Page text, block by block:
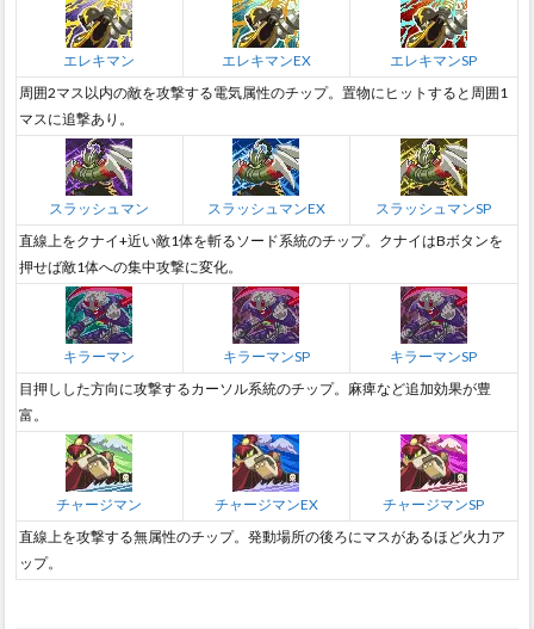
エレキマン エレキマンEX
エレキマンSP
周囲2マス以内の敵を攻撃する電気属性のチップ。置物にヒットすると周囲1
マスに追撃あり。
スラッシュマン スラッシュマンEX
スラッシュマンSP
直線上をクナイ+近い敵1体を斬るソード系統のチップ。クナイはBボタンを
押せば敵1体への集中攻撃に変化。
キラーマン キラーマンSP
キラーマンSP
目押しした方向に攻撃するカーソル系統のチップ。麻痺など追加効果が豊
富。
チャージマン チャージマンEX
チャージマンSP
直線上を攻撃する無属性のチップ。発動場所の後ろにマスがあるほど火力ア
ップ。